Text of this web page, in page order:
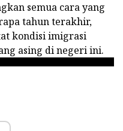
semua cara yang
tahun terakhir,
kondisi imigrasi
asing di negeri ini.